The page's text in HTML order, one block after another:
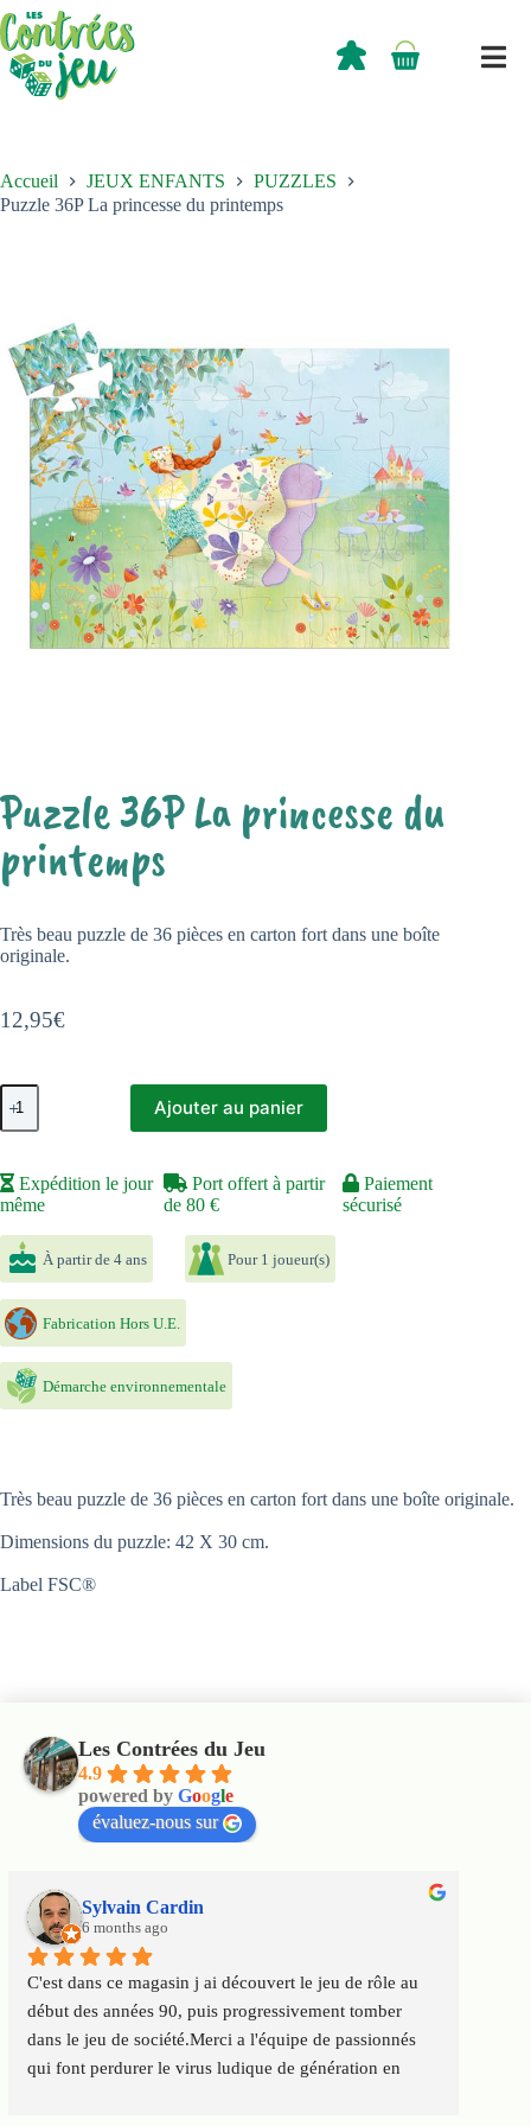
Passer
au
contenu
Panier
0,00
Accueil JEUX ENFANTS
PUZZLES
Puzzle 36P La princesse du printemps
Puzzle 36P La princesse du
printemps
12,95€
Très beau puzzle de 36 pièces en carton fort dans une boîte
originale.
quantité
de
Puzzle
La
princesse
du
printemps
Ajouter au panier
Expédition le jour
même
Port offert à partir
de 80 €
Paiement
sécurisé
À partir de 4 ans Pour 1 joueur(s)
Fabrication Hors U.E.
Démarche environnementale
Très beau puzzle de 36 pièces en carton fort dans une boîte originale.
Dimensions du puzzle: 42 X 30 cm.
Label FSC®
Les Contrées du Jeu
4.9
powered by Google
évaluez-nous sur
Sylvain Cardin
6 months ago
C'est dans ce magasin j ai découvert le jeu de rôle au
début des années 90, puis progressivement tomber
dans le jeu de société.Merci a l'équipe de passionnés
qui font perdurer le virus ludique de génération en